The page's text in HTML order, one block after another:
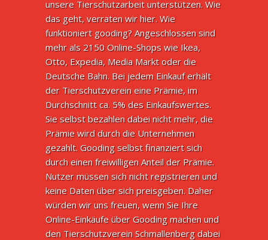
unsere Tierschutzarbeit unterstützen. Wie
das geht, verraten wir hier. Wie
funktioniert gooding? Angeschlossen sind
mehr als 2150 Online-Shops wie Ikea,
Otto, Expedia, Media Markt oder die
Deutsche Bahn. Bei jedem Einkauf erhält
der Tierschutzverein eine Prämie, im
Durchschnitt ca. 5% des Einkaufswertes.
Sie selbst bezahlen dabei nicht mehr, die
Prämie wird durch die Unternehmen
gezahlt. Gooding selbst finanziert sich
durch einen freiwilligen Anteil der Prämie.
Nutzer müssen sich nicht registrieren und
keine Daten über sich preisgeben. Daher
würden wir uns freuen, wenn Sie Ihre
Online-Einkäufe über Gooding machen und
den Tierschutzverein Schmallenberg dabei